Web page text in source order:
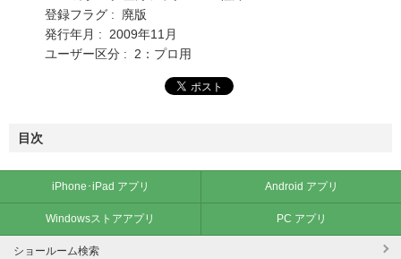
登録フラグ : 廃版
発行年月 : 2009年11月
ユーザー区分 : 2：プロ用
目次
iPhone･iPad アプリ Android アプリ
Windowsストアアプリ PC アプリ
ショールーム検索